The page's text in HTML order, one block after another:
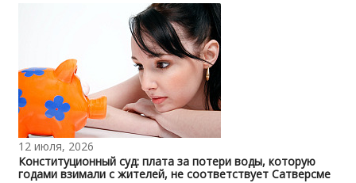
12 июля, 2026
Конституционный суд: плата за потери воды, которую
годами взимали с жителей, не соответствует Сатверсме